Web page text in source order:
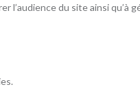
l’audience du site ainsi